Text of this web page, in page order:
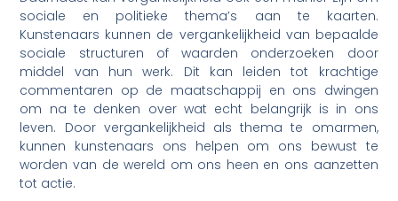
sociale en politieke thema’s aan te kaarten.
Kunstenaars kunnen de vergankelijkheid van bepaalde
sociale structuren of waarden onderzoeken door
middel van hun werk. Dit kan leiden tot krachtige
commentaren op de maatschappij en ons dwingen
om na te denken over wat echt belangrijk is in ons
leven. Door vergankelijkheid als thema te omarmen,
kunnen kunstenaars ons helpen om ons bewust te
worden van de wereld om ons heen en ons aanzetten
tot actie.